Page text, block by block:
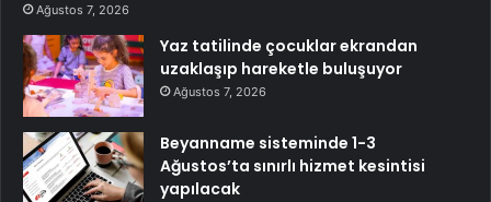
Ağustos 7, 2026
Yaz tatilinde çocuklar ekrandan
uzaklaşıp hareketle buluşuyor
Ağustos 7, 2026
Beyanname sisteminde 1-3
Ağustos’ta sınırlı hizmet kesintisi
yapılacak